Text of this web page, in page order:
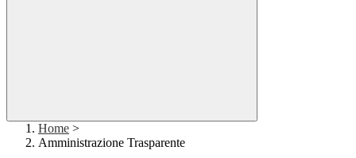
Home >
Amministrazione Trasparente